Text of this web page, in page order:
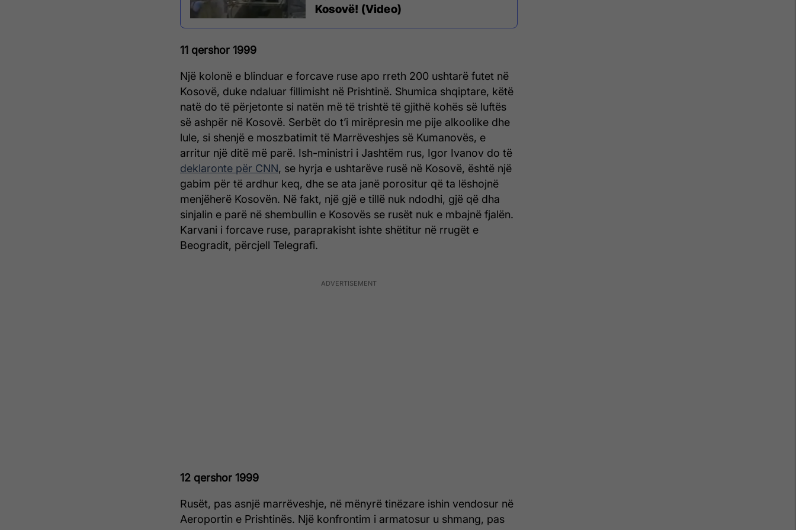
Kosovë! (Video)
11 qershor 1999
Një kolonë e blinduar e forcave ruse apo rreth 200 ushtarë futet në
Kosovë, duke ndaluar fillimisht në Prishtinë. Shumica shqiptare, këtë
natë do të përjetonte si natën më të trishtë të gjithë kohës së luftës
së ashpër në Kosovë. Serbët do t’i mirëpresin me pije alkoolike dhe
lule, si shenjë e moszbatimit të Marrëveshjes së Kumanovës, e
arritur një ditë më parë. Ish-ministri i Jashtëm rus, Igor Ivanov do të
deklaronte për CNN, se hyrja e ushtarëve rusë në Kosovë, është një
gabim për të ardhur keq, dhe se ata janë porositur që ta lëshojnë
menjëherë Kosovën. Në fakt, një gjë e tillë nuk ndodhi, gjë që dha
sinjalin e parë në shembullin e Kosovës se rusët nuk e mbajnë fjalën.
Karvani i forcave ruse, paraprakisht ishte shëtitur në rrugët e
Beogradit, përcjell Telegrafi.
12 qershor 1999
Rusët, pas asnjë marrëveshje, në mënyrë tinëzare ishin vendosur në
Aeroportin e Prishtinës. Një konfrontim i armatosur u shmang, pas